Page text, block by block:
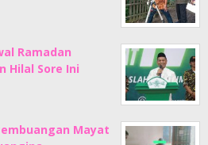
Ramadan
Hilal Sore Ini
Mayat